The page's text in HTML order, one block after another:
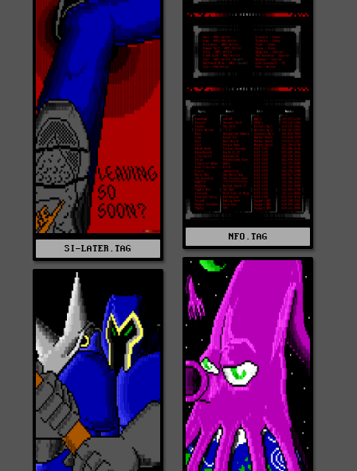
NFO.TAG
SI-LATER.TAG